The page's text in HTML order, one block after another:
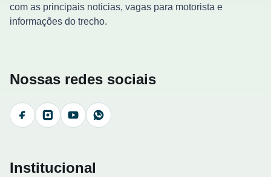
com as principais noticias, vagas para motorista e
informações do trecho.
Nossas redes sociais
FacebookInstagramYouTubeWhatsApp
Institucional